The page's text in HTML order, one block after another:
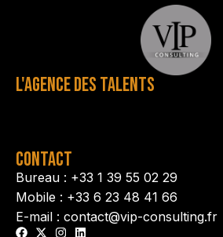
L'AGENCE DES TALENTS
CONTACT
Bureau : +33 1 39 55 02 29
Mobile : +33 6 23 48 41 66
E-mail : contact@vip-consulting.fr